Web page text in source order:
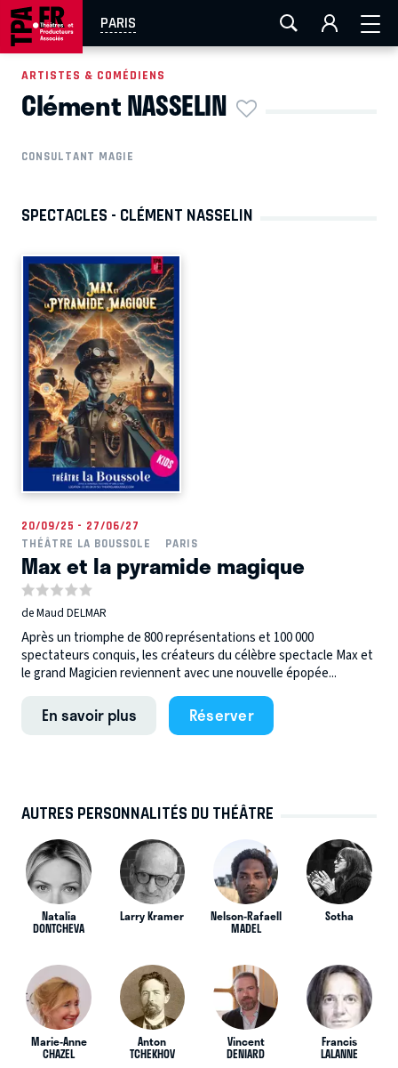
PARIS
AIX-MARSEILLE LA ROCHELLE
EN TOURNÉE
ARTISTES & COMÉDIENS
Clément NASSELIN
CONSULTANT MAGIE
SPECTACLES - CLÉMENT NASSELIN
20/09/25 - 27/06/27
THÉÂTRE LA BOUSSOLE
PARIS
Max et la pyramide magique
de Maud DELMAR
Après un triomphe de 800 représentations et 100 000
spectateurs conquis, les créateurs du célèbre spectacle Max et
le grand Magicien reviennent avec une nouvelle épopée...
En savoir plus Réserver
AUTRES PERSONNALITÉS DU THÉÂTRE
Natalia
DONTCHEVA
Larry Kramer Nelson-Rafaell
MADEL
Sotha
Marie-Anne
CHAZEL
Anton
TCHEKHOV
Vincent
DENIARD
Francis
LALANNE